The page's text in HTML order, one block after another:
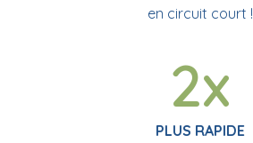
en circuit court !
2x
PLUS RAPIDE